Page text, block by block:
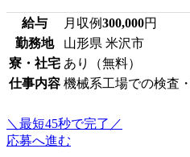
給与 月収例300,000円
勤務地
山形県 米沢市
寮・社宅 あり（無料）
仕事内容 機械系工場での検査
＼最短45秒で完了／
応募へ進む